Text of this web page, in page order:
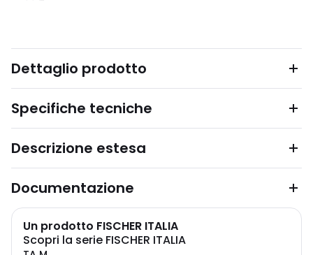
Dettaglio prodotto
Specifiche tecniche
Descrizione estesa
Documentazione
Un prodotto FISCHER ITALIA
Scopri la serie FISCHER ITALIA